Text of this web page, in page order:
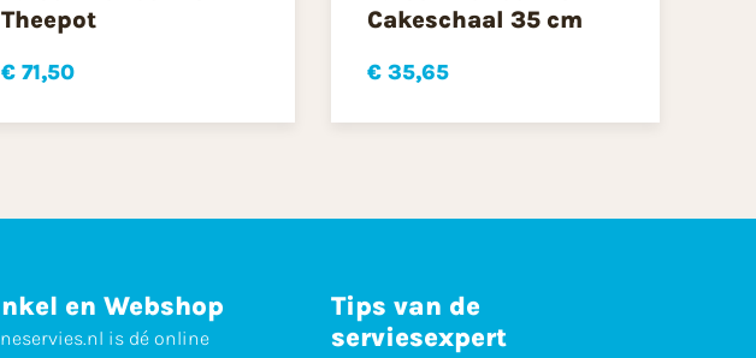
Theepot
€ 71,50
Cakeschaal 35 cm
€ 35,65
en Webshop
is dé online
Tips van de
serviesexpert